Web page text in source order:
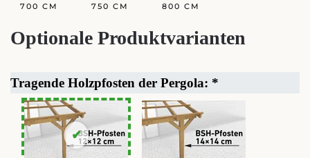
700 CM 750 CM 800 CM
Optionale Produktvarianten
Tragende Holzpfosten der Pergola: *